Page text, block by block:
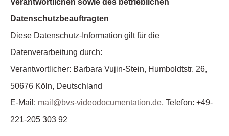
Verantwortlichen sowie des betrieblichen
Datenschutzbeauftragten
Diese Datenschutz-Information gilt für die
Datenverarbeitung durch:
Verantwortlicher: Barbara Vujin-Stein, Humboldtstr. 26,
50676 Köln, Deutschland
E-Mail: mail@bvs-videodocumentation.de, Telefon: +49-
221-205 303 92